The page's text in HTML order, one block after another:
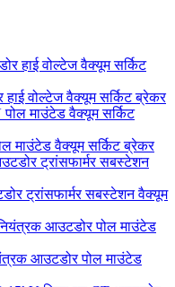
वोल्टेज वैक्यूम सर्किट ब्रेकर
माउंटेड वैक्यूम सर्किट ब्रेकर
ट्रांसफार्मर सबस्टेशन वैक्यूम
आउटडोर पोल माउंटेड